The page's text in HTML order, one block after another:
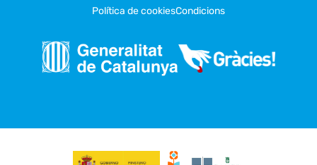
Política de cookiesCondicions